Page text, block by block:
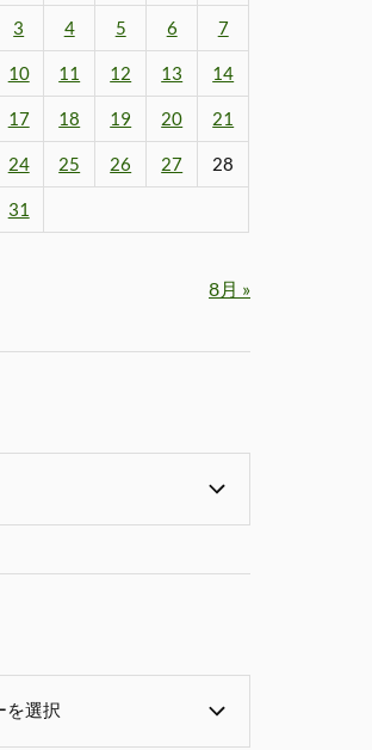
3 4 5 6 7
10 11 12 13 14
17 18 19 20 21
24 25 26 27 28
31
8月 »